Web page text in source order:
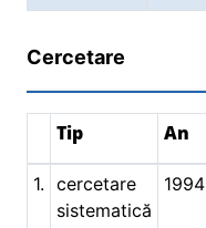
Cercetare
Tip An
1. cercetare
sistematică
1994